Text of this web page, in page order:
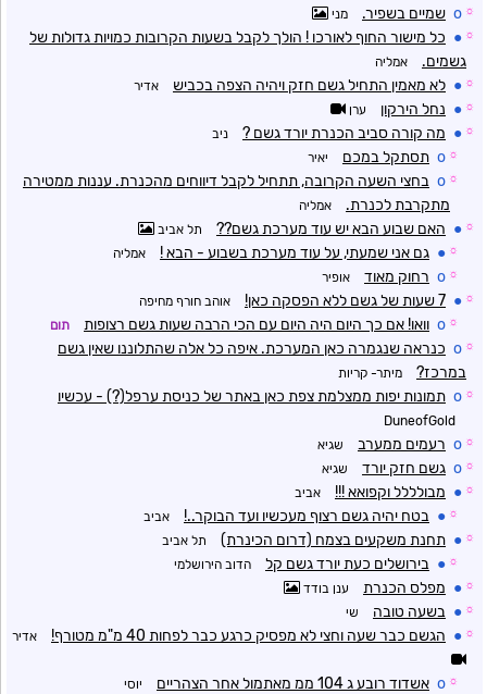
☼
o שמיים בשפיר. מני
☼
● כל מישור החוף לאורכו ! הולך לקבל בשעות הקרובות כמויות גדולות של
גשמים.
אמליה
☼
● לא מאמין התחיל גשם חזק ויהיה הצפה בכביש אדיר
☼
● נחל הירקון ערן
☼
● מה קורה סביב הכנרת יורד גשם ? ניב
☼
o תסתקל במכם יאיר
☼
o בחצי השעה הקרובה, תתחיל לקבל דיווחים מהכנרת. עננות ממטירה
מתקרבת לכנרת.
אמליה
☼
● האם שבוע הבא יש עוד מערכת גשם?? תל אביב
☼
● גם אני שמעתי, על עוד מערכת בשבוע - הבא ! אמליה
☼
o רחוק מאוד אופיר
☼
● 7 שעות של גשם ללא הפסקה כאן! אוהב חורף מחיפה
☼
o וואו! אם כך היום היה היום עם הכי הרבה שעות גשם רצופות תום
☼
o כנראה שנגמרה כאן המערכת. איפה כל אלה שהתלוננו שאין גשם
במרכז?
מיתר- קריות
☼
o תמונות יפות ממצלמת צפת כאן באתר של כניסת ערפל(?) - עכשיו
DuneofGold
☼
o רעמים ממערב שגיא
☼
o גשם חזק יורד שגיא
☼
● מבולללל וקפואא !!! אביב
☼
● בטח יהיה גשם רצוף מעכשיו ועד הבוקר..! אביב
☼
● תחנת משקעים בצמח (דרום הכינרת) תל אביב
☼
● בירושלים כעת יורד גשם קל הדוב הירושלמי
☼
● מפלס הכנרת ענן בודד
☼
● בשעה טובה שי
☼
● הגשם כבר שעה וחצי לא מפסיק כרגע כבר לפחות 40 מ"מ מטורף! אדיר
☼
o אשדוד רובע ג 104 ממ מאתמול אחר הצהריים יוסי